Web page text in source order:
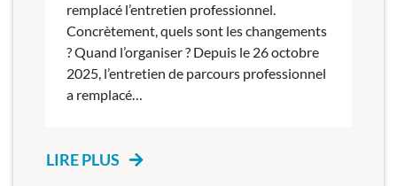
remplacé l’entretien professionnel.
Concrètement, quels sont les changements
? Quand l’organiser ? Depuis le 26 octobre
2025, l’entretien de parcours professionnel
a remplacé…
LIRE PLUS